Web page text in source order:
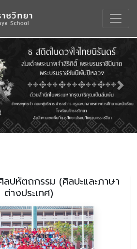
Next
ปหัตถกรรม (ศิลปะและภาษา
ต่างประเทศ)